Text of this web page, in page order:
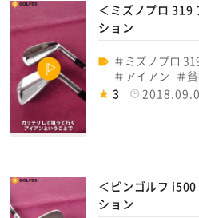
＜ミズノプロ 319
ション
ミズノプロ
アイアン
3
＜ピンゴルフ
ション